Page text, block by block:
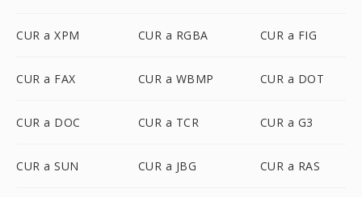
CUR a XPM CUR a RGBA CUR a FIG
CUR a FAX CUR a WBMP CUR a DOT
CUR a DOC CUR a TCR CUR a G3
CUR a SUN CUR a JBG CUR a RAS